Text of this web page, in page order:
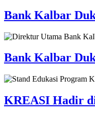
Bank Kalbar
Bank Kalbar
KREASI Hadir